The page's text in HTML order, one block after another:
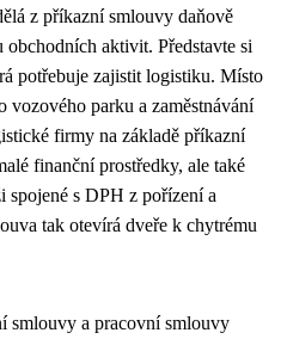
z příkazní smlouvy daňově
aktivit. Představte si
potřebuje zajistit logistiku. Místo
parku a zaměstnávání
firmy na základě příkazní
finanční prostředky, ale také
spojené s DPH z pořízení a
tak otevírá dveře k chytrému
smlouvy a pracovní smlouvy